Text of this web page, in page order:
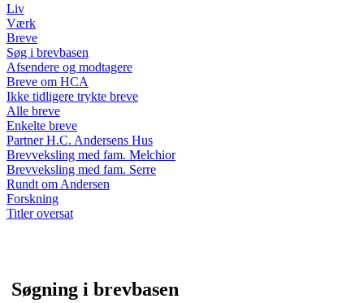
Liv
Værk
Breve
Søg i brevbasen
Afsendere og modtagere
Breve om HCA
Ikke tidligere trykte breve
Alle breve
Enkelte breve
Partner H.C. Andersens Hus
Brevveksling med fam. Melchior
Brevveksling med fam. Serre
Rundt om Andersen
Forskning
Titler oversat
Søgning i brevbasen